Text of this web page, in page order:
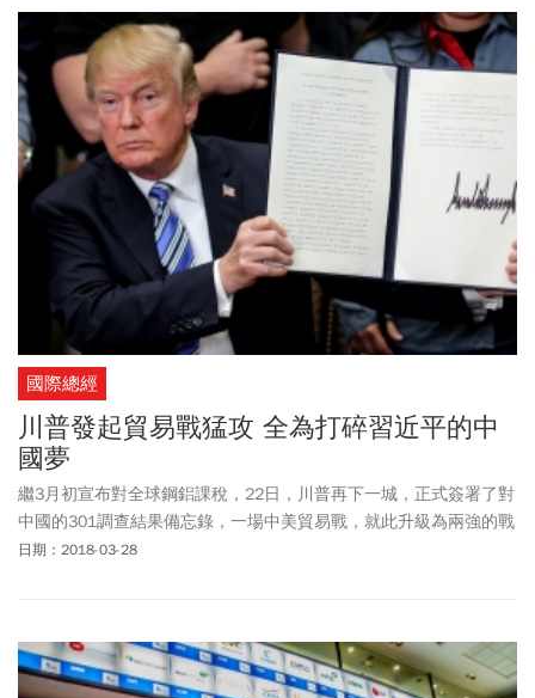
國際總經
川普發起貿易戰猛攻 全為打碎習近平的中
國夢
繼3月初宣布對全球鋼鋁課稅，22日，川普再下一城，正式簽署了對
中國的301調查結果備忘錄，一場中美貿易戰，就此升級為兩強的戰
略對抗，預示了中美貿易正式進入肉搏階段……。
日期：2018-03-28